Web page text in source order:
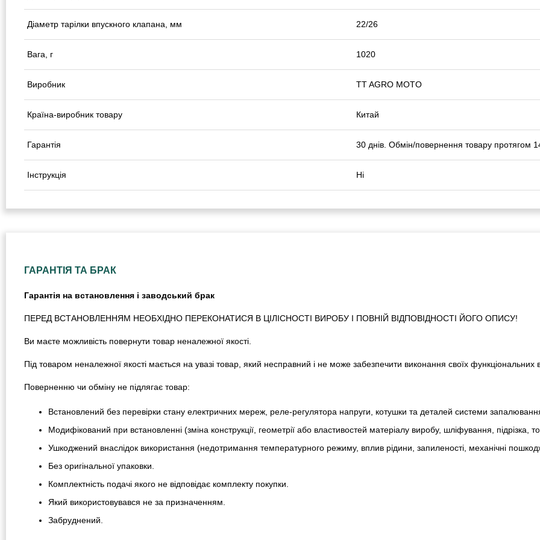
Діаметр тарілки впускного клапана, мм 22/26
Вага, г 1020
Виробник TT AGRO MOTO
Країна-виробник товару Китай
Гарантія 30 днів. Обмін/повернення товару протягом
Інструкція Ні
ГАРАНТІЯ ТА БРАК
Гарантія на встановлення і заводський брак
ПЕРЕД ВСТАНОВЛЕННЯМ НЕОБХІДНО ПЕРЕКОНАТИСЯ В ЦІЛІСНОСТІ ВИРОБУ І ПОВНІЙ ВІДПОВІДНОСТІ ЙОГО ОПИСУ!
Ви маєте можливість повернути товар неналежної якості.
Під товаром неналежної якості мається на увазі товар, який несправний і не може забезпечити виконання своїх функціональних
Поверненню чи обміну не підлягає товар:
Встановлений без перевірки стану електричних мереж, реле-регулято­ра напруги, котушки та деталей системи
Модифікований при встановленні (зміна конструкції, геометрії або властивостей матеріалу виробу, шліфування, підрізка,
Ушкоджений внаслідок використання (недотримання температурного режиму, вплив рідини, запиленості, механічні
Без оригінальної упаковки.
Комплектність подачі якого не відповідає комплекту покупки.
Який використовувався не за призначенням.
Забруднений.